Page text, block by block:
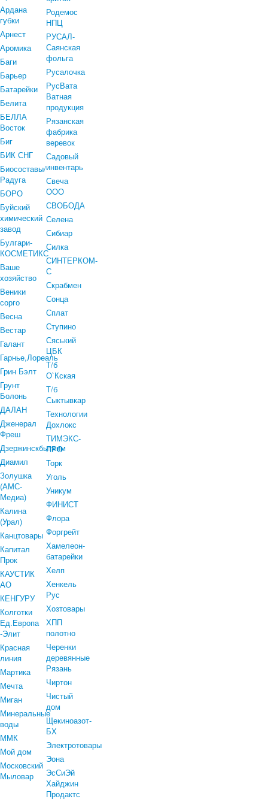
Ардана
губки
Арнест
Аромика
Баги
Барьер
Батарейки
Белита
БЕЛЛА
Восток
Биг
БИК СНГ
Биосоставы/
Радуга
БОРО
Буйский
химический
завод
Булгари-
КОСМЕТИКС
Ваше
хозяйство
Веники
сорго
Весна
Вестар
Галант
Гарнье,Лореаль
Грин Бэлт
Грунт
Болонь
ДАЛАН
Дженерал
Фреш
Дзержинскбытхим
Диамил
Золушка
(АМС-
Медиа)
Калина
(Урал)
Канцтовары
Капитал
Прок
КАУСТИК
АО
КЕНГУРУ
Колготки
Ед.Европа
-Элит
Красная
линия
Мартика
Мечта
Миган
Минеральные
воды
ММК
Мой дом
Московский
Мыловар
Родемос
НПЦ
РУСАЛ-
Саянская
фольга
Русалочка
РусВата
Ватная
продукция
Рязанская
фабрика
веревок
Садовый
инвентарь
Свеча
ООО
СВОБОДА
Селена
Сибиар
Силка
СИНТЕРКОМ-
С
Скрабмен
Сонца
Сплат
Ступино
Сяський
ЦБК
Т/б
О`Кская
Т/б
Сыктывкар
Технологии
Дохлокс
ТИМЭКС-
ПРО
Торк
Уголь
Уникум
ФИНИСТ
Флора
Форгрейт
Хамелеон-
батарейки
Хелп
Хенкель
Рус
Хозтовары
ХПП
полотно
Черенки
деревянные
Рязань
Чиртон
Чистый
дом
Щекиноазот-
БХ
Электротовары
Эона
ЭсСиЭй
Хайджин
Продактс